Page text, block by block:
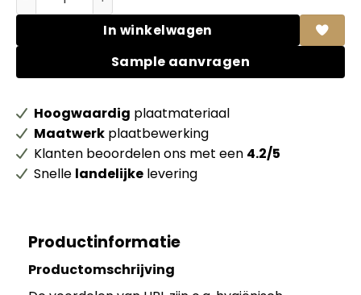
In winkelwagen
Sample aanvragen
Hoogwaardig plaatmateriaal
Maatwerk plaatbewerking
Klanten beoordelen ons met een 4.2/5
Snelle landelijke levering
Productinformatie
Productomschrijving